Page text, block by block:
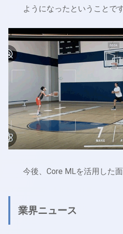
ようになったということで
今後、Core MLを活用した
業界ニュース